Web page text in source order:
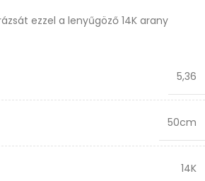
ezzel a lenyűgöző 14K arany
5,36
50cm
14K